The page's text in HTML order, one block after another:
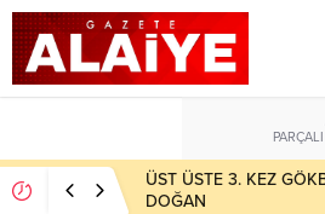
ÜST ÜSTE 3. KEZ
DOĞAN